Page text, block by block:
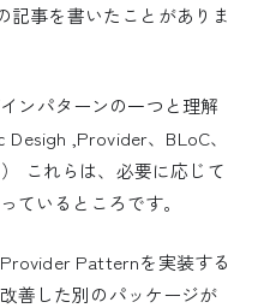
事を書いたことがありま
ンパターンの一つと理解
,Provider、BLoC、
これらは、必要に応じて
ているところです。
Patternを実装する
善した別のパッケージが